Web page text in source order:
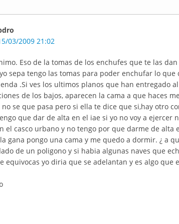
03/2009 21:02
Eso de la tomas de los enchufes que te las
sepa tengo las tomas para poder enchufar lo
.Si ves los ultimos planos que han entregado
de los bajos, aparecen la cama a que haces
no se que pasa pero si ella te dice que si,hay otro
que dar de alta en el iae si yo no voy a ejercer
el casco urbano y no tengo por que darme de alta
gana pongo una cama y me quedo a dormir. ¿ a
de un poligono y si habia algunas naves que
equivocas yo diria que se adelantan y es algo que